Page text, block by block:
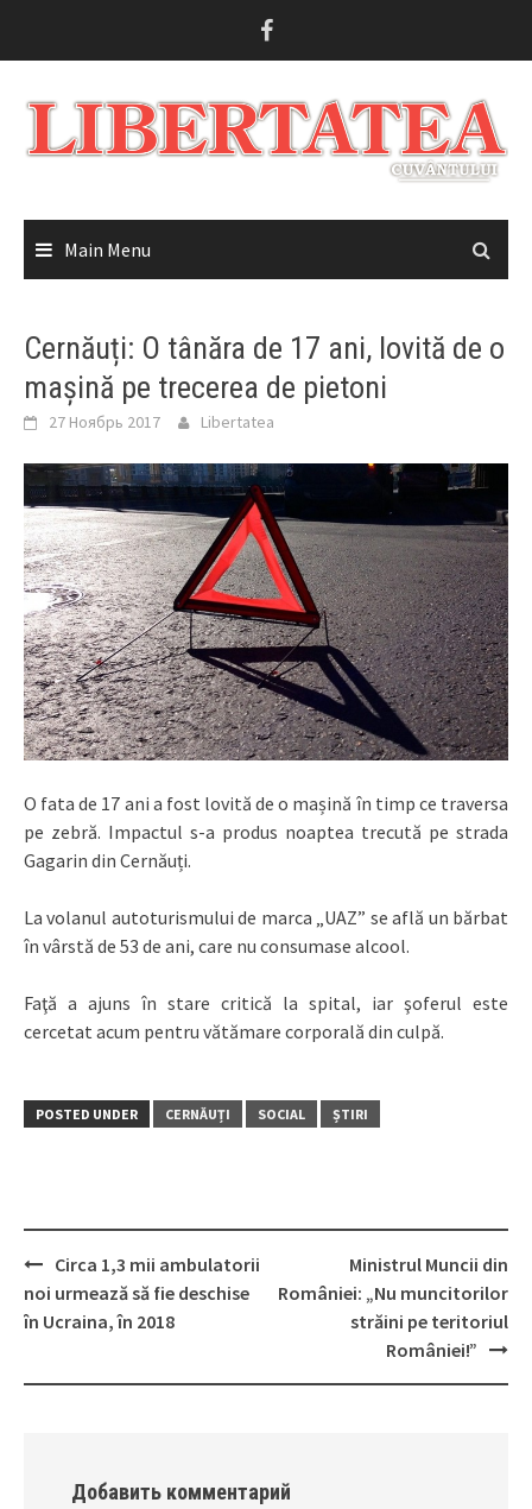
Main Menu
Cernăuți: O tânăra de 17 ani, lovită de o
mașină pe trecerea de pietoni
27 Ноябрь 2017 Libertatea
O fata de 17 ani a fost lovită de o mașină în timp ce traversa
pe zebră. Impactul s-a produs noaptea trecută pe strada
Gagarin din Cernăuți.
La volanul autoturismului de marca „UAZ” se află un bărbat
în vârstă de 53 de ani, care nu consumase alcool.
Faţă a ajuns în stare critică la spital, iar şoferul este
cercetat acum pentru vătămare corporală din culpă.
POSTED UNDER CERNĂUȚI SOCIAL ȘTIRI
Post
navigation
Circa 1,3 mii ambulatorii
noi urmează să fie deschise
în Ucraina, în 2018
Ministrul Muncii din
României: „Nu muncitorilor
străini pe teritoriul
României!”
Добавить комментарий